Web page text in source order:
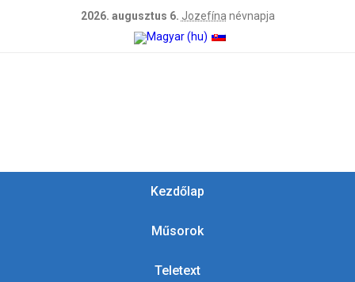
2026. augusztus 6. Jozefína névnapja
Kezdőlap
Műsorok
Teletext